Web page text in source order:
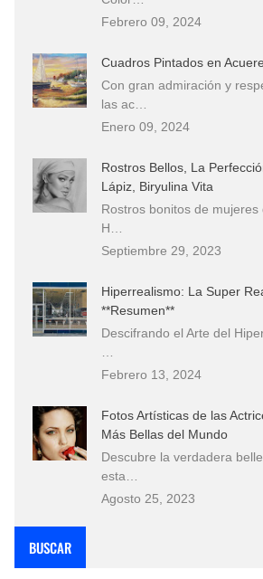
Febrero 09, 2024
Cuadros Pintados en
Con gran admiración y
las ac…
Enero 09, 2024
Rostros Bellos, La
Lápiz, Biryulina Vita
Rostros bonitos de mujeres
H…
Septiembre 29, 2023
Hiperrealismo: La Super
**Resumen**
Descifrando el Arte del
Febrero 13, 2024
Fotos Artísticas de las
Más Bellas del Mundo
Descubre la verdadera
esta…
Agosto 25, 2023
BUSCAR